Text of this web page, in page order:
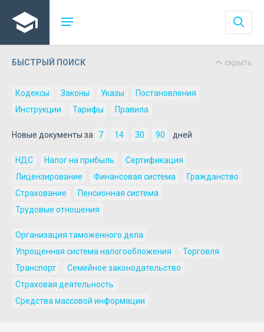
БЫСТРЫЙ ПОИСК скрыть
Кодексы Законы Указы
Постановления
Инструкции
Тарифы Правила
Новые документы за 7 14 30 90 дней
НДС Налог на прибыль
Сертификация
Лицензирование
Финансовая система
Гражданство
Страхование
Пенсионная система
Трудовые отношения
Организация таможенного дела
Упрощенная система налогообложения
Торговля
Транспорт
Семейное законодательство
Страховая деятельность
Средства массовой информации